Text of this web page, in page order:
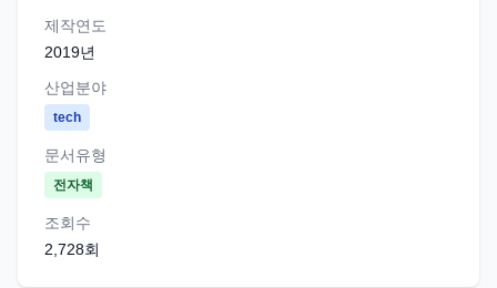
제작연도
2019년
산업분야
tech
문서유형
전자책
조회수
2,728회